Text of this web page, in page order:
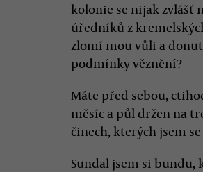
kolonie se nijak zvlášť
úředníků z
zlomí mou vůli a
podmínky věznění?
Máte před sebou,
měsíc a půl držen na
činech, kterých jsem
Sundal jsem si bundu,